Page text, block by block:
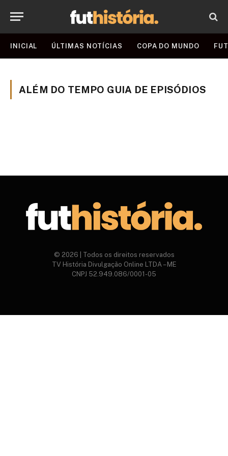
INICIAL ÚLTIMAS NOTÍCIAS COPA DO MUNDO
ALÉM DO TEMPO GUIA DE EPISÓDIOS
© 2026 | Todos os direitos reservados
TV História Divulgação Online LTDA – ME
CNPJ 52.949.086/0001-05